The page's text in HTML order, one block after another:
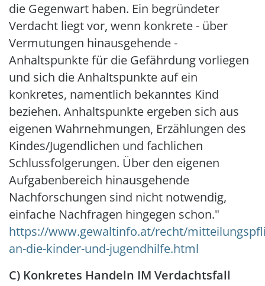
die Gegenwart haben. Ein begründeter
Verdacht liegt vor, wenn konkrete - über
Vermutungen hinausgehende -
Anhaltspunkte für die Gefährdung vorliegen
und sich die Anhaltspunkte auf ein
konkretes, namentlich bekanntes Kind
beziehen. Anhaltspunkte ergeben sich aus
eigenen Wahrnehmungen, Erzählungen des
Kindes/Jugendlichen und fachlichen
Schlussfolgerungen. Über den eigenen
Aufgabenbereich hinausgehende
Nachforschungen sind nicht notwendig,
einfache Nachfragen hingegen schon."
https://www.gewaltinfo.at/recht/
an-die-kinder-und-jugendhilfe.html
C) Konkretes Handeln IM Verdachtsfall